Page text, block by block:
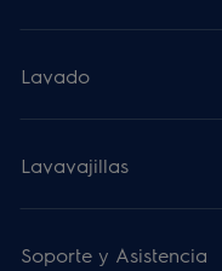
Lavado
Lavavajillas
Soporte y Asistencia